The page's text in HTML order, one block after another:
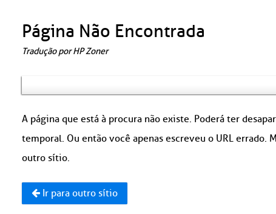
Página Não Encontrada
Tradução por HP Zoner
A página que está à procura não existe. Poderá ter
temporal. Ou então você apenas escreveu o URL errado.
outro sítio.
Ir para outro sítio